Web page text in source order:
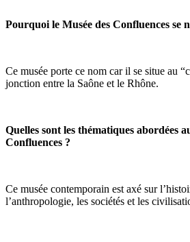
Pourquoi le Musée des Confluences se
Ce musée porte ce nom car il se situe au
jonction entre la Saône et le Rhône.
Quelles sont les thématiques abordées
Confluences ?
Ce musée contemporain est axé sur
l’anthropologie, les sociétés et les